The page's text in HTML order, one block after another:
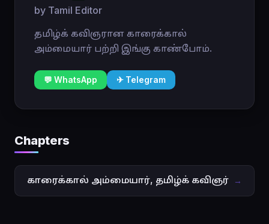
by Tamil Editor
தமிழ்க் கவிஞரான காரைக்கால்
அம்மையார் பற்றி இங்கு காண்போம்.
💬 WhatsApp ✈ Telegram
Chapters
காரைக்கால் அம்மையார், தமிழ்க் கவிஞர் →